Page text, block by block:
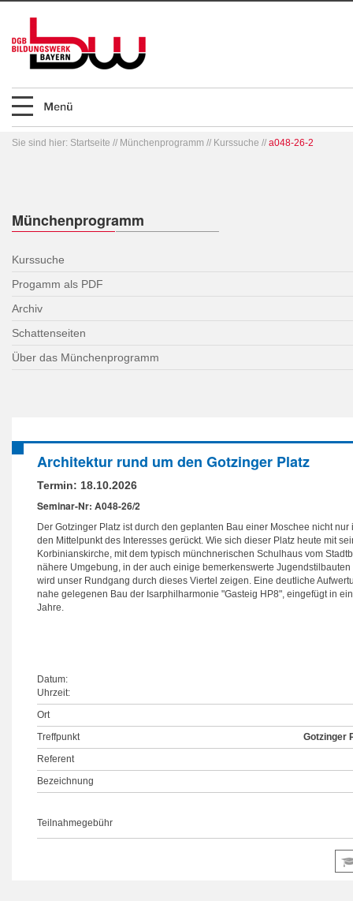
Sie sind hier: Startseite // Münchenprogramm // Kurssuche // a048-26-2
Münchenprogramm
Kurssuche
Progamm als PDF
Archiv
Schattenseiten
Über das Münchenprogramm
Architektur rund um den Gotzinger Platz
Termin: 18.10.2026
Seminar-Nr: A048-26/2
Der Gotzinger Platz ist durch den geplanten Bau einer Moschee nicht
den Mittelpunkt des Interesses gerückt. Wie sich dieser Platz heute mit
Korbinianskirche, mit dem typisch münchnerischen Schulhaus vom
nähere Umgebung, in der auch einige bemerkenswerte
wird unser Rundgang durch dieses Viertel zeigen. Eine deutliche
nahe gelegenen Bau der Isarphilharmonie "Gasteig HP8", eingefügt in
Jahre.
Datum:
Uhrzeit:
Ort
Treffpunkt
Gotzinger
Referent
Bezeichnung
Teilnahmegebühr